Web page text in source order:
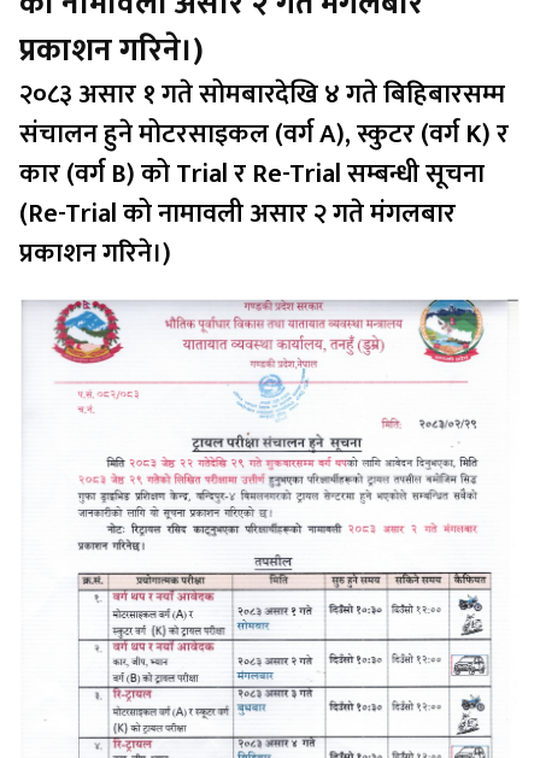
प्रकाशन गरिने।)
२०८३ असार १ गते सोमबारदेखि ४ गते बिहिबारसम्म
संचालन हुने मोटरसाइकल (वर्ग A), स्कुटर (वर्ग K) र
कार (वर्ग B) को Trial र Re-Trial सम्बन्धी सूचना
(Re-Trial को नामावली असार २ गते मंगलबार
प्रकाशन गरिने।)